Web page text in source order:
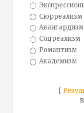
Сюрреализм
Авангардизм
Соцреализм
Романтизм
Академизм
[